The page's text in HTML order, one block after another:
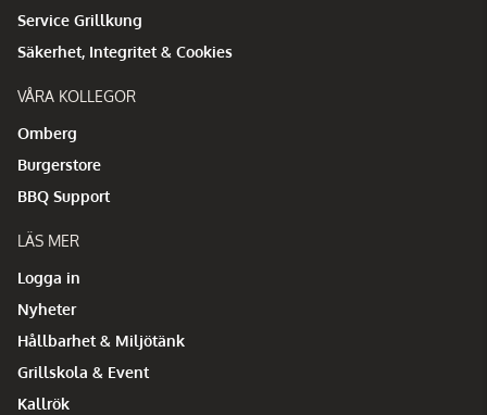
Service Grillkung
Säkerhet, Integritet & Cookies
VÅRA KOLLEGOR
Omberg
Burgerstore
BBQ Support
LÄS MER
Logga in
Nyheter
Hållbarhet & Miljötänk
Grillskola & Event
Kallrök